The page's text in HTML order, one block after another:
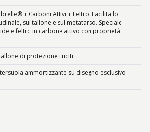
+ Carboni Attivi + Feltro. Facilita lo
sul tallone e sul metatarso. Speciale
e feltro in carbone attivo con proprietà
di protezione cuciti
ammortizzante su disegno esclusivo